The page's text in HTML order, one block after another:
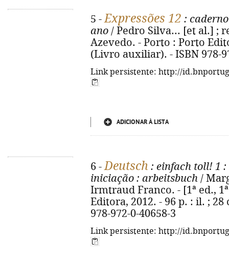
5 -Expressões 12 :
ano / Pedro Silva... [et al.] ;
Azevedo. - Porto : Porto
(Livro auxiliar). - ISBN 978-
Link persistente: http://
ADICIONAR À LISTA
6 -Deutsch : einfach toll! 1 :
iniciação : arbeitsbuch /
Irmtraud Franco. - [1ª ed.,
Editora, 2012. - 96 p. : il. ;
978-972-0-40658-3
Link persistente: http://